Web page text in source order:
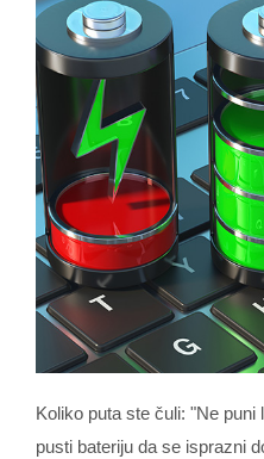
Koliko puta ste čuli: "Ne
pusti bateriju da se isprazni